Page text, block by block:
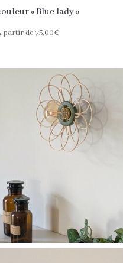
« Blue lady »
partir de 75,00€